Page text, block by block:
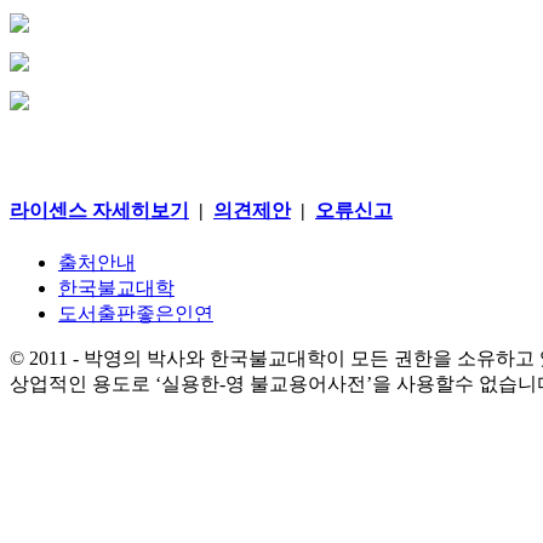
라이센스 자세히보기 | 의견제안| 오류신고
출처안내
한국불교대학
도서출판좋은인연
© 2011 - 박영의 박사와 한국불교대학이 모든 권한을 소유하고
상업적인 용도로 ‘실용한-영 불교용어사전’을 사용할수 없습니